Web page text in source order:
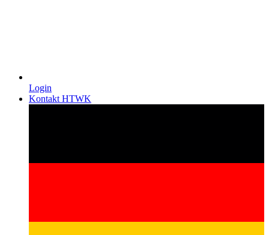
Login
Kontakt HTWK